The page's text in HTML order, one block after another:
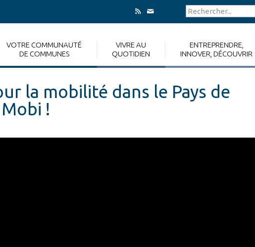
VOTRE COMMUNAUTÉ
DE COMMUNES
VIVRE AU
QUOTIDIEN
ENTREPRENDRE,
INNOVER, DÉCOUVRIR
la mobilité dans le Pays de
!